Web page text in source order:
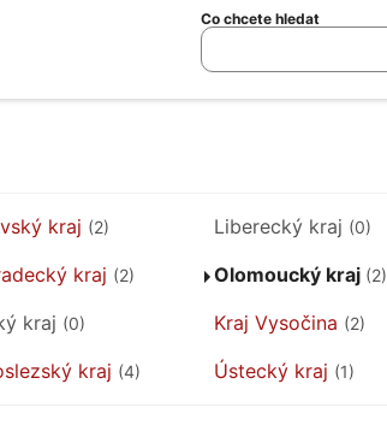
Co chcete hledat
kraj (2)
kraj (2)
kraj (0)
kraj (4)
Liberecký kraj (0)
Olomoucký kraj (2)
Kraj Vysočina (2)
Ústecký kraj (1)